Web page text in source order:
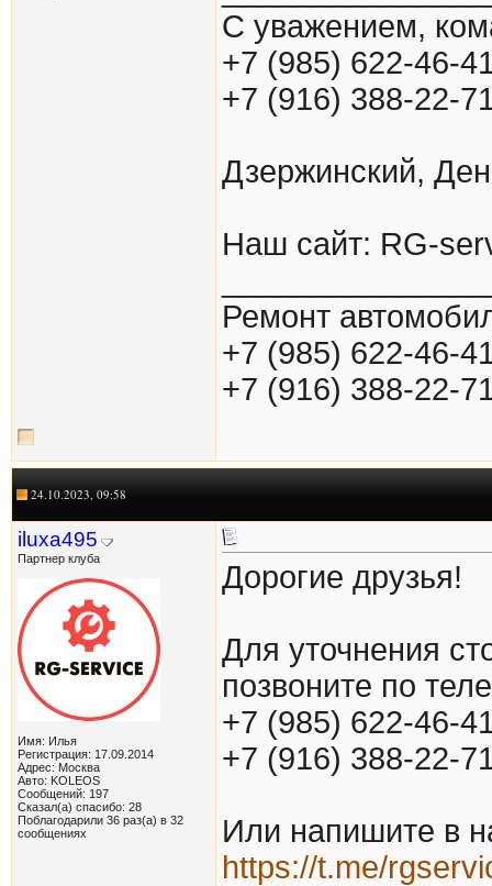
С уважением,
+7 (985) 622-46-
+7 (916) 388-22-
Дзержинский,
Наш сайт: RG-
Ремонт
+7 (985) 622-46-
+7 (916) 388-22-
24.10.2023, 09:58
iluxa495
Партнер клуба
Имя: Илья
Регистрация: 17.09.2014
Адрес: Москва
Авто: KOLEOS
Сообщений: 197
Сказал(а) спасибо: 28
Поблагодарили 36 раз(а) в 32
сообщениях
Дорогие друзья!
Для уточнения
позвоните по
+7 (985) 622-46-
+7 (916) 388-22-
Или напишите в
https://t.me/